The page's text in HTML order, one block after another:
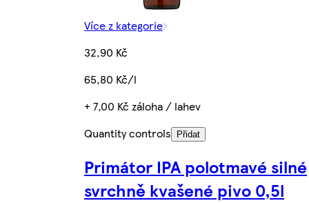
Více z kategorie
32,90 Kč
65,80 Kč/l
+ 7,00 Kč záloha / lahev
Quantity controls
Přidat
Primátor IPA polotmavé silné
svrchně kvašené pivo 0,5l